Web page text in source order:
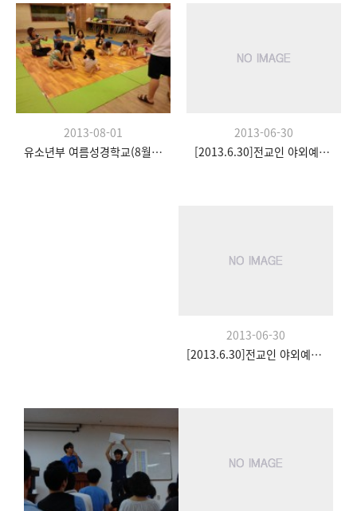
2013-08-01
유소년부 여름성경학교(8월 20일)
2013-06-30
[2013.6.30]전교인 야외예배- 팀수양관
2013-06-30
[2013.6.30]전교인 야외예배- 팀수양관